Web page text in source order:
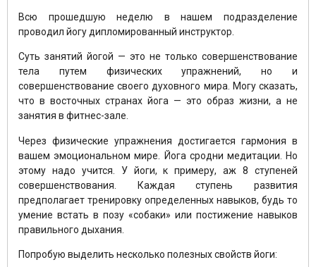
Всю прошедшую неделю в нашем подразделение
проводил йогу дипломированный инструктор.
Суть занятий йогой — это не только совершенствование
тела путем физических упражнений, но и
совершенствование своего духовного мира. Могу сказать,
что в восточных странах йога — это образ жизни, а не
занятия в фитнес-зале.
Через физические упражнения достигается гармония в
вашем эмоциональном мире. Йога сродни медитации. Но
этому надо учится. У йоги, к примеру, аж 8 ступеней
совершенствования. Каждая ступень развития
предполагает тренировку определенных навыков, будь то
умение встать в позу «собаки» или постижение навыков
правильного дыхания.
Попробую выделить несколько полезных свойств йоги: